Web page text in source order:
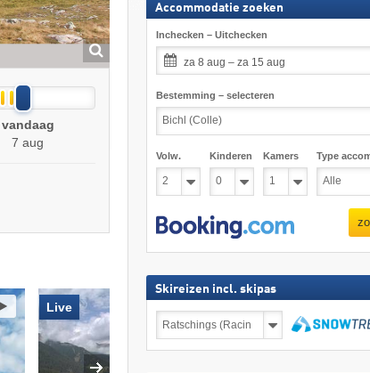
vandaag
7 aug
Live
Accommodatie zoeken
Inchecken – Uitchecken
za 8 aug – za 15 aug
Bestemming – selecteren
Volw. Kinderen Kamers Type
Skireizen incl. skipas
incl.